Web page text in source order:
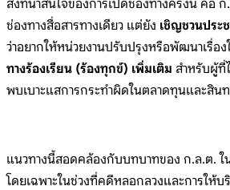
สิ่งที่น่าสนใจของการเปิดช่องทางครั้งนี้ คือ ก
ช่องทางสื่อสารทางเดียว แต่ยัง เชิญชวนประ
ว่าอยากให้หน่วยงานปรับปรุงหรือพัฒนาเรื่อ
ทางร้องเรียน (ร้องทุกข์) เพิ่มเติม สำหรับผู้ที่
พบเบาะแสการกระทำผิดในตลาดทุนและสิน
แนวทางนี้สอดคล้องกับบทบาทของ ก.ล.ต.
โดยเฉพาะในช่วงที่คดีหลอกลวงและการให้